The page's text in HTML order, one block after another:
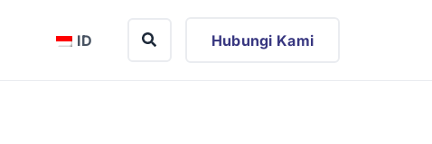
ID Hubungi Kami